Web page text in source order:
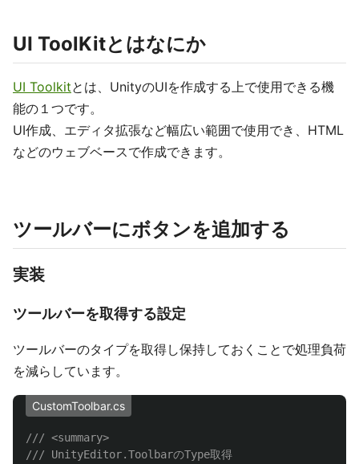
UI ToolKitとはなにか
UI Toolkitとは、UnityのUIを作成する上で使用できる機
能の１つです。
UI作成、エディタ拡張など幅広い範囲で使用でき、HTML
などのウェブベースで作成できます。
ツールバーにボタンを追加する
実装
ツールバーを取得する設定
ツールバーのタイプを取得し保持しておくことで処理負荷
を減らしています。
CustomToolbar.cs
/// <summary>
/// UnityEditor.ToolbarのType取得